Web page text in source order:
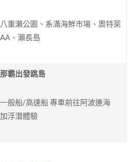
重瀨公園、系滿海鮮市場、奧特萊
、瀨長島
霸出發跳島
般船/高速船 專車前往阿波連海
浮潛體驗